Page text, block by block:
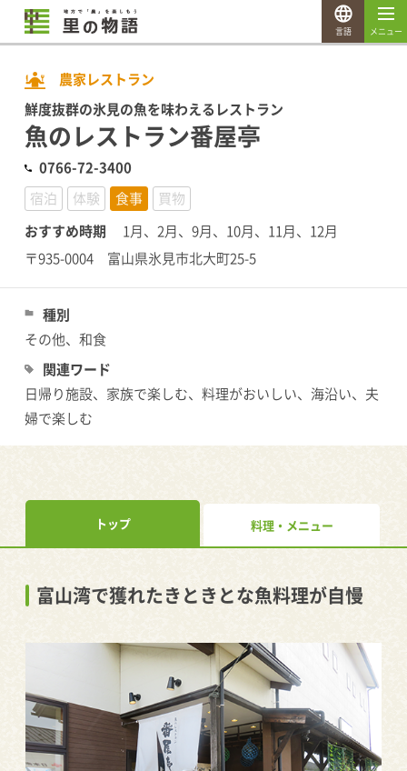
農家レストラン
鮮度抜群の氷見の魚を味わえるレストラン
魚のレストラン番屋亭
0766-72-3400
宿泊
体験 食事
買物
おすすめ時期
1月、2月、9月、10月、11月、12月
〒935-0004 富山県氷見市北大町25-5
種別
その他、和食
関連ワード
日帰り施設、家族で楽しむ、料理がおいしい、海沿い、夫
婦で楽しむ
トップ 料理・メニュー
富山湾で獲れたきときとな魚料理が自慢
メニュー
言語